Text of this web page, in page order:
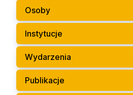
Osoby
Instytucje
Wydarzenia
Publikacje